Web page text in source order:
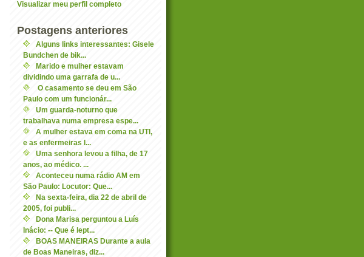
Visualizar meu perfil completo
Postagens anteriores
Alguns links interessantes: Gisele
Bundchen de bik...
Marido e mulher estavam
dividindo uma garrafa de u...
O casamento se deu em São
Paulo com um funcionár...
Um guarda-noturno que
trabalhava numa empresa espe...
A mulher estava em coma na UTI,
e as enfermeiras l...
Uma senhora levou a filha, de 17
anos, ao médico. ...
Aconteceu numa rádio AM em
São Paulo: Locutor: Que...
Na sexta-feira, dia 22 de abril de
2005, foi publi...
Dona Marisa perguntou a Luís
Inácio: -- Que é lept...
BOAS MANEIRAS Durante a aula
de Boas Maneiras, diz...